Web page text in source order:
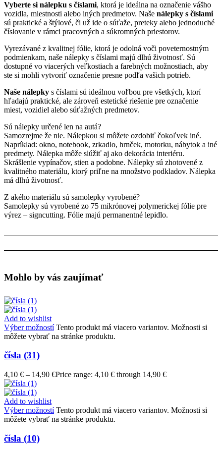
Vyberte si nálepku s číslami, ktorá je ideálna na označenie vášho
vozidla, miestnosti alebo iných predmetov. Naše nálepky s číslami
sú praktické a štýlové, či už ide o súťaže, preteky alebo jednoduché
číslovanie v rámci pracovných a súkromných priestorov.
Vyrezávané z kvalitnej fólie, ktorá je odolná voči poveternostným
podmienkam, naše nálepky s číslami majú dlhú životnosť. Sú
dostupné vo viacerých veľkostiach a farebných možnostiach, aby
ste si mohli vytvoriť označenie presne podľa vašich potrieb.
Naše nálepky s číslami sú ideálnou voľbou pre všetkých, ktorí
hľadajú praktické, ale zároveň estetické riešenie pre označenie
miest, vozidiel alebo súťažných predmetov.
Sú nálepky určené len na autá?
Samozrejme že nie. Nálepkou si môžete ozdobiť čokoľvek iné.
Napríklad: okno, notebook, zrkadlo, hrnček, motorku, nábytok a iné
predmety. Nálepka môže slúžiť aj ako dekorácia interiéru.
Skrášlenie vypínačov, stien a podobne. Nálepky sú zhotovené z
kvalitného materiálu, ktorý priľne na množstvo podkladov. Nálepka
má dlhú životnosť.
Z akého materiálu sú samolepky vyrobené?
Samolepky sú vyrobené zo 75 mikrónovej polymerickej fólie pre
výrez – signcutting. Fólie majú permanentné lepidlo.
Mohlo by vás zaujímať
Add to wishlist
Výber možností Tento produkt má viacero variantov. Možnosti si
môžete vybrať na stránke produktu.
čísla (31)
4,10 € – 14,90 €Price range: 4,10 € through 14,90 €
Add to wishlist
Výber možností Tento produkt má viacero variantov. Možnosti si
môžete vybrať na stránke produktu.
čísla (10)